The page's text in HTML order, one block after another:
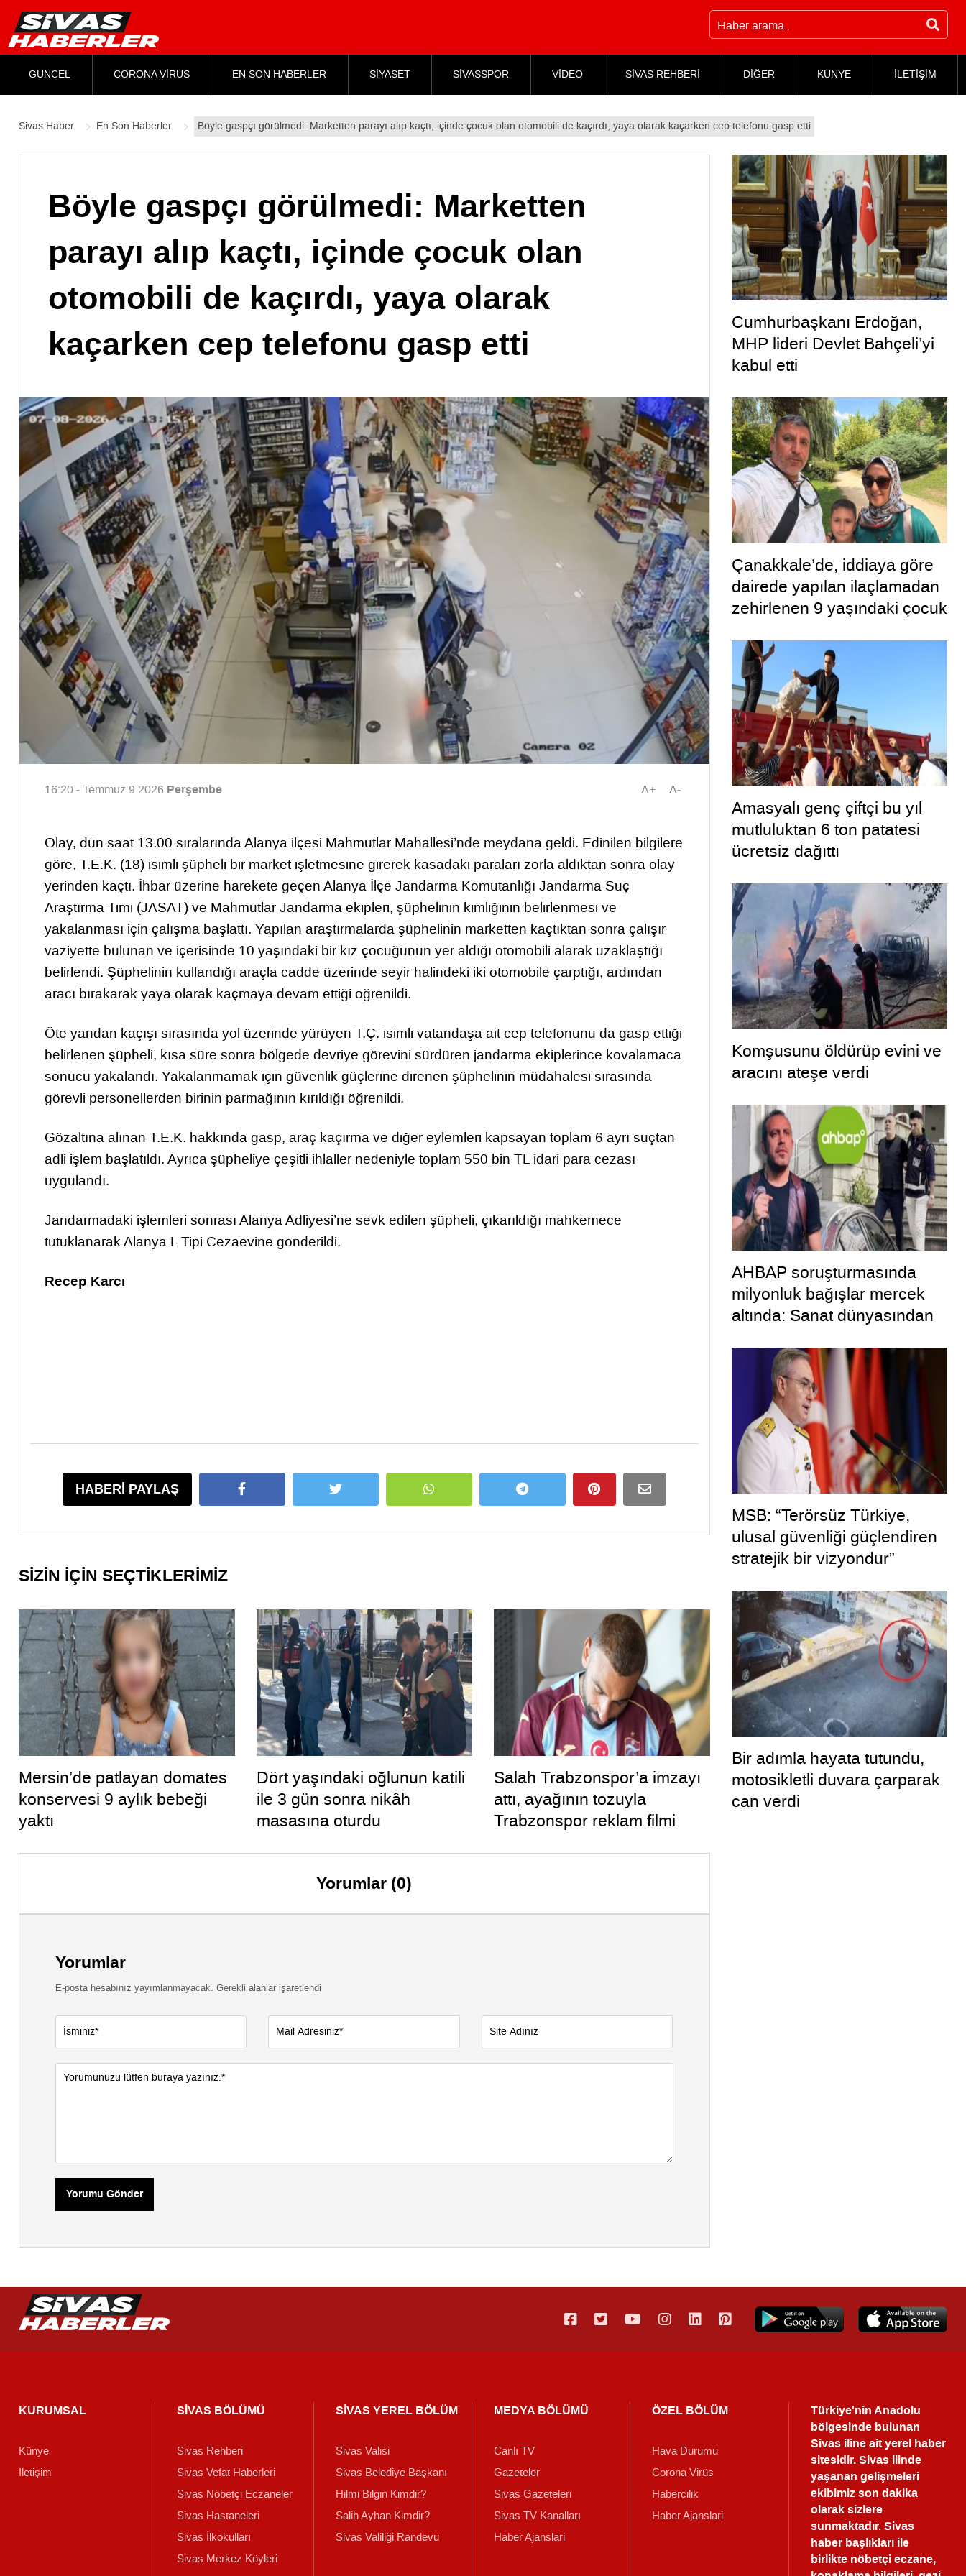
GÜNCEL CORONA VİRÜS EN SON HABERLER SİYASET SİVASSPOR VİDEO SİVAS REHBERİ DİĞER KÜNYE İLETİŞİM
Sivas Haber En Son Haberler Böyle gaspçı görülmedi: Marketten parayı alıp kaçtı, içinde çocuk olan otomobili de kaçırdı, yaya olarak kaçarken cep telefonu gasp etti
Böyle gaspçı görülmedi: Marketten
parayı alıp kaçtı, içinde çocuk olan
otomobili de kaçırdı, yaya olarak
kaçarken cep telefonu gasp etti
16:20 - Temmuz 9 2026 Perşembe A+ A-
Olay, dün saat 13.00 sıralarında Alanya ilçesi Mahmutlar Mahallesi’nde meydana geldi. Edinilen bilgilere
göre, T.E.K. (18) isimli şüpheli bir market işletmesine girerek kasadaki paraları zorla aldıktan sonra olay
yerinden kaçtı. İhbar üzerine harekete geçen Alanya İlçe Jandarma Komutanlığı Jandarma Suç
Araştırma Timi (JASAT) ve Mahmutlar Jandarma ekipleri, şüphelinin kimliğinin belirlenmesi ve
yakalanması için çalışma başlattı. Yapılan araştırmalarda şüphelinin marketten kaçtıktan sonra çalışır
vaziyette bulunan ve içerisinde 10 yaşındaki bir kız çocuğunun yer aldığı otomobili alarak uzaklaştığı
belirlendi. Şüphelinin kullandığı araçla cadde üzerinde seyir halindeki iki otomobile çarptığı, ardından
aracı bırakarak yaya olarak kaçmaya devam ettiği öğrenildi.
Öte yandan kaçışı sırasında yol üzerinde yürüyen T.Ç. isimli vatandaşa ait cep telefonunu da gasp ettiği
belirlenen şüpheli, kısa süre sonra bölgede devriye görevini sürdüren jandarma ekiplerince kovalamaca
sonucu yakalandı. Yakalanmamak için güvenlik güçlerine direnen şüphelinin müdahalesi sırasında
görevli personellerden birinin parmağının kırıldığı öğrenildi.
Gözaltına alınan T.E.K. hakkında gasp, araç kaçırma ve diğer eylemleri kapsayan toplam 6 ayrı suçtan
adli işlem başlatıldı. Ayrıca şüpheliye çeşitli ihlaller nedeniyle toplam 550 bin TL idari para cezası
uygulandı.
Jandarmadaki işlemleri sonrası Alanya Adliyesi’ne sevk edilen şüpheli, çıkarıldığı mahkemece
tutuklanarak Alanya L Tipi Cezaevine gönderildi.
Recep Karcı
HABERİ PAYLAŞ
SİZİN İÇİN SEÇTİKLERİMİZ
Mersin’de patlayan domates
konservesi 9 aylık bebeği
yaktı
Dört yaşındaki oğlunun katili
ile 3 gün sonra nikâh
masasına oturdu
Salah Trabzonspor’a imzayı
attı, ayağının tozuyla
Trabzonspor reklam filmi
Yorumlar (0)
Yorumlar
E-posta hesabınız yayımlanmayacak. Gerekli alanlar işaretlendi
Yorumu Gönder
Cumhurbaşkanı Erdoğan,
MHP lideri Devlet Bahçeli’yi
kabul etti
Çanakkale’de, iddiaya göre
dairede yapılan ilaçlamadan
zehirlenen 9 yaşındaki çocuk
bakımda
Amasyalı genç çiftçi bu yıl
mutluluktan 6 ton patatesi
ücretsiz dağıttı
Komşusunu öldürüp evini ve
aracını ateşe verdi
AHBAP soruşturmasında
milyonluk bağışlar mercek
altında: Sanat dünyasından
MSB: “Terörsüz Türkiye,
ulusal güvenliği güçlendiren
stratejik bir vizyondur”
Bir adımla hayata tutundu,
motosikletli duvara çarparak
can verdi
KURUMSAL
Künye
İletişim
SİVAS BÖLÜMÜ
Sivas Rehberi
Sivas Vefat Haberleri
Sivas Nöbetçi Eczaneler
Sivas Hastaneleri
Sivas İlkokulları
Sivas Merkez Köyleri
SİVAS YEREL BÖLÜM
Sivas Valisi
Sivas Belediye Başkanı
Hilmi Bilgin Kimdir?
Salih Ayhan Kimdir?
Sivas Valiliği Randevu
MEDYA BÖLÜMÜ
Canlı TV
Gazeteler
Sivas Gazeteleri
Sivas TV Kanalları
Haber Ajanslari
ÖZEL BÖLÜM
Hava Durumu
Corona Virüs
Habercilik
Haber Ajanslari
Türkiye'nin Anadolu
bölgesinde bulunan
Sivas iline ait yerel haber
sitesidir. Sivas ilinde
yaşanan gelişmeleri
ekibimiz son dakika
olarak sizlere
sunmaktadır.Sivas
haberbaşlıkları ile
birlikte nöbetçi eczane,